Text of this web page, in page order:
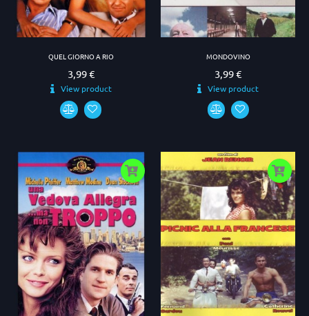
QUEL GIORNO A RIO
Prezzo
3,99 €
View product
MONDOVINO
Prezzo
3,99 €
View product